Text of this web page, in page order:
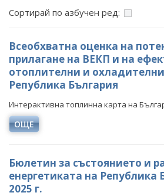
РАЗСЕКРЕТЕНИ ДОГОВОРИ В
ПРЯКО ИЗЛЪЧВАНЕ НА
ОБЩЕСТВЕНИЯ СЪВЕТ ПО
ПРОЕКТИ ОТ ОБЩ ИНТЕРЕС
ДРУГИ ЗНАЧИМИ ПРОЕКТИ
ЕНЕРГИЙНА ЕФЕКТИВНОСТ
ВЪЗОБНОВЯЕМИ ЕНЕРГИЙНИ
ХЪБ "ЕНЕРГИЙНИ ОБЩНОСТИ"
ХЪБ "ЕНЕРГИЙНИ ОБЩНОСТИ"
ГЕОТЕРМАЛНА ЛАБОРАТОРИЯ
КРИТИЧНА ЕНЕРГИЙНА
Сортирай по азбучен ред:
Всеобхватна оценка на
прилагане на ВЕКП и на
отоплителни и
Република България
Интерактивна топлинна карта на
ОЩЕ
Бюлетин за състоянието и
енергетиката на Република
2025 г.